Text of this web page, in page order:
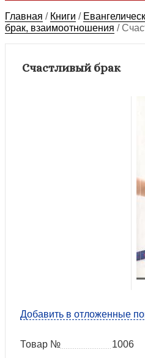
Главная / Книги /
брак, взаимоотношения /
Счастливый брак
Добавить в отложенные
Товар №
1006